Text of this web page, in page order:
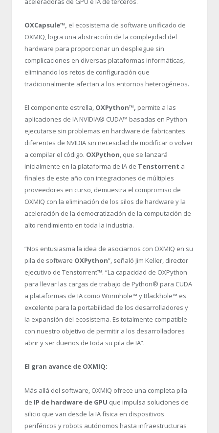
OXCapsule™, el ecosistema de software unificado de
OXMIQ, logra una abstracción de la complejidad del
hardware para proporcionar un despliegue sin
complicaciones en diversas plataformas informáticas,
eliminando los retos de configuración que
tradicionalmente afectan a los entornos heterogéneos.
El componente estrella, OXPython™, permite a las
aplicaciones de IA NVIDIA® CUDA™ basadas en Python
ejecutarse sin problemas en hardware de fabricantes
diferentes de NVIDIA sin necesidad de modificar o volver
a compilar el código. OXPython, que se lanzará
inicialmente en la plataforma de IA de Tenstorrent a
finales de este año con integraciones de múltiples
proveedores en curso, demuestra el compromiso de
OXMIQ con la eliminación de los silos de hardware y la
aceleración de la democratización de la computación de
alto rendimiento en toda la industria.
“Nos entusiasma la idea de asociarnos con OXMIQ en su
pila de software OXPython”, señaló Jim Keller, director
ejecutivo de Tenstorrent™. “La capacidad de OXPython
para llevar las cargas de trabajo de Python® para CUDA
a plataformas de IA como Wormhole™ y Blackhole™ es
excelente para la portabilidad de los desarrolladores y
la expansión del ecosistema. Es totalmente compatible
con nuestro objetivo de permitir a los desarrolladores
abrir y ser dueños de toda su pila de IA”.
El gran avance de OXMIQ:
Más allá del software, OXMIQ ofrece una completa pila
de IP de hardware de GPU que impulsa soluciones de
silicio que van desde la IA física en dispositivos
periféricos y robots autónomos hasta infraestructuras